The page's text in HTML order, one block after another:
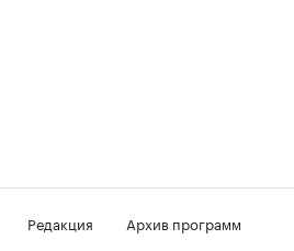
Редакция
Архив программ